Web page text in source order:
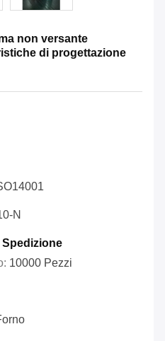
non versante
di progettazione
N
Spedizione
10000 Pezzi